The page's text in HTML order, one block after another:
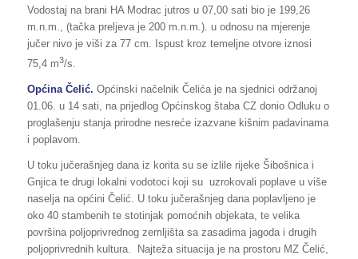
Vodostaj na brani HA Modrac jutros u 07,00 sati bio je 199,26
m.n.m., (tačka preljeva je 200 m.n.m.). u odnosu na mjerenje
jučer nivo je viši za 77 cm. Ispust kroz temeljne otvore iznosi
75,4 m3/s.
Općina Čelić. Općinski načelnik Čelića je na sjednici održanoj
01.06. u 14 sati, na prijedlog Općinskog štaba CZ donio Odluku o
proglašenju stanja prirodne nesreće izazvane kišnim padavinama
i poplavom.
U toku jučerašnjeg dana iz korita su se izlile rijeke Šibošnica i
Gnjica te drugi lokalni vodotoci koji su uzrokovali poplave u više
naselja na općini Čelić. U toku jučerašnjeg dana poplavljeno je
oko 40 stambenih te stotinjak pomoćnih objekata, te velika
površina poljoprivrednog zemljišta sa zasadima jagoda i drugih
poljoprivrednih kultura. Najteža situacija je na prostoru MZ Čelić,